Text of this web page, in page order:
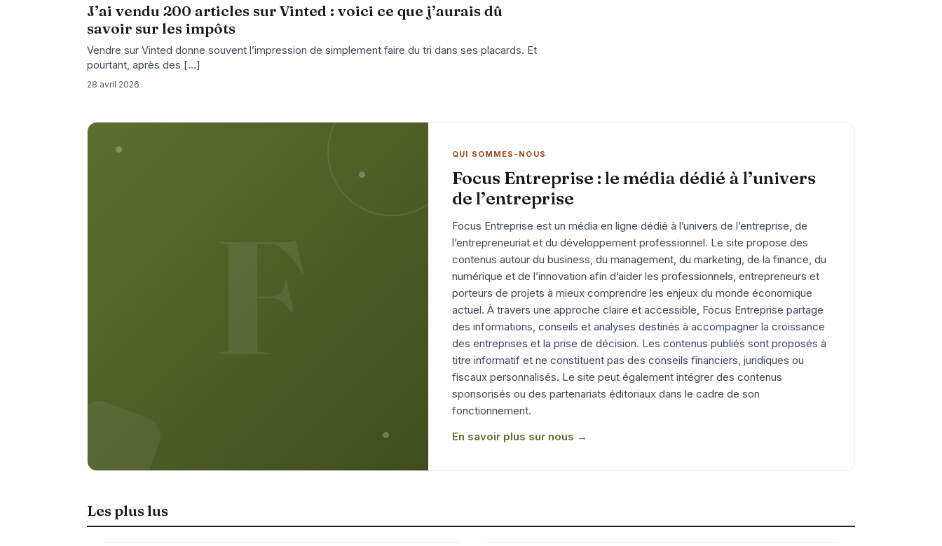
J’ai vendu 200 articles sur Vinted : voici ce que j’aurais dû
savoir sur les impôts
Vendre sur Vinted donne souvent l’impression de simplement faire du tri dans ses placards. Et
pourtant, après des […]
28 avril 2026
QUI SOMMES-NOUS
Focus Entreprise : le média dédié à l’univers
de l’entreprise
Focus Entreprise est un média en ligne dédié à l’univers de l’entreprise, de
l’entrepreneuriat et du développement professionnel. Le site propose des
contenus autour du business, du management, du marketing, de la finance, du
numérique et de l’innovation afin d’aider les professionnels, entrepreneurs et
porteurs de projets à mieux comprendre les enjeux du monde économique
actuel. À travers une approche claire et accessible, Focus Entreprise partage
des informations, conseils et analyses destinés à accompagner la croissance
des entreprises et la prise de décision. Les contenus publiés sont proposés à
titre informatif et ne constituent pas des conseils financiers, juridiques ou
fiscaux personnalisés. Le site peut également intégrer des contenus
sponsorisés ou des partenariats éditoriaux dans le cadre de son
fonctionnement.
En savoir plus sur nous →
Les plus lus